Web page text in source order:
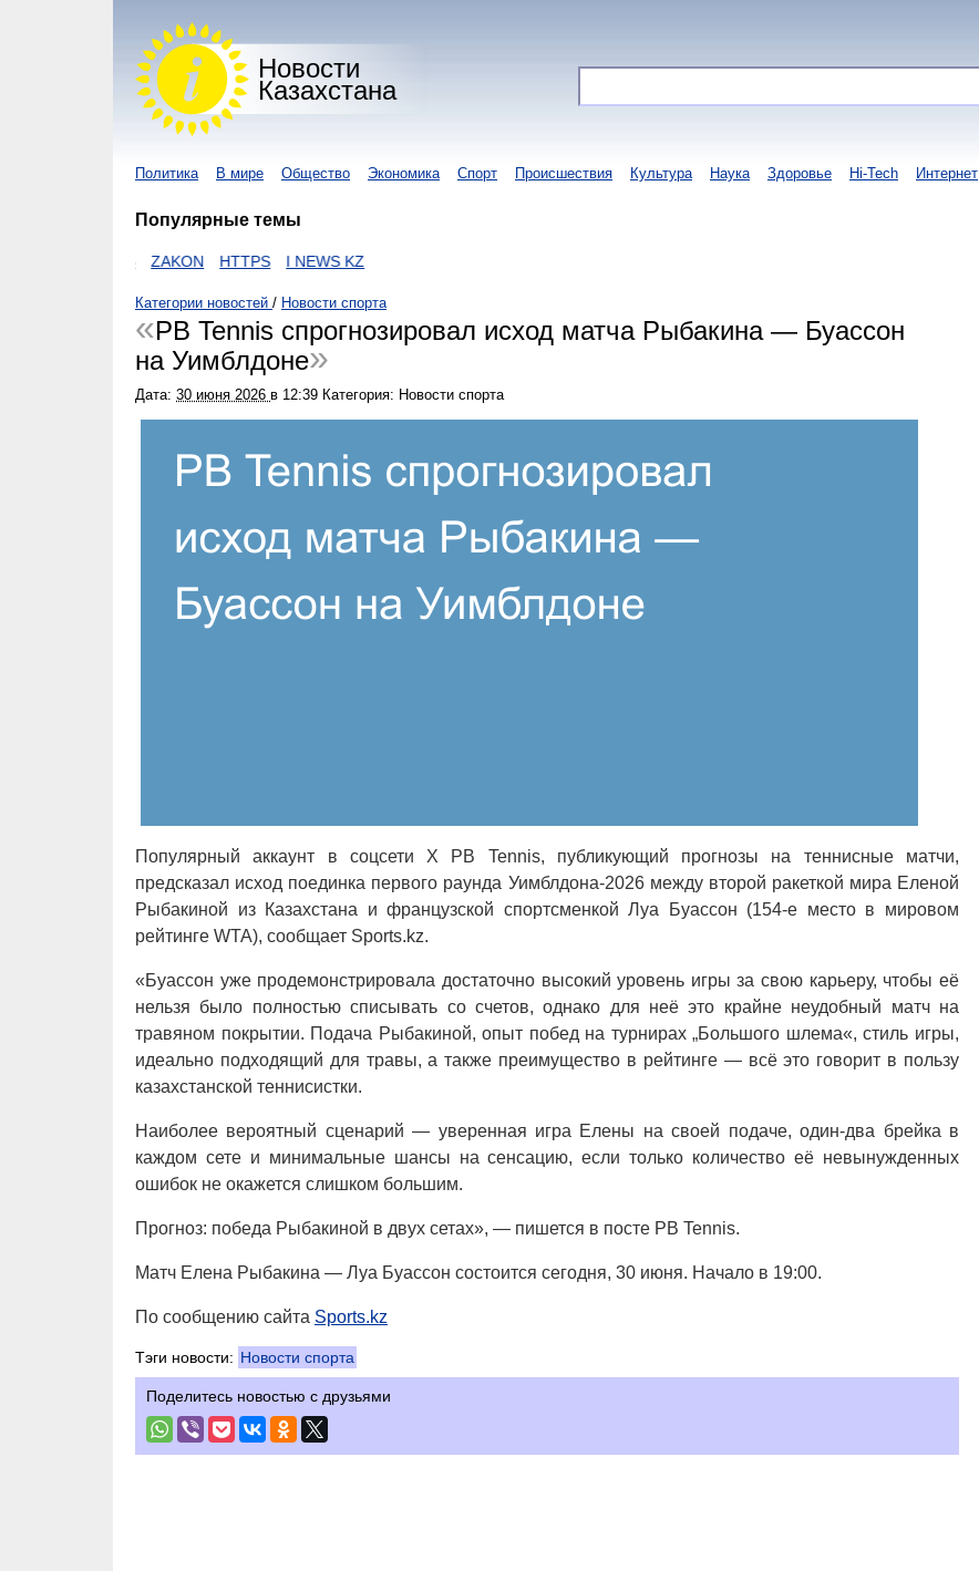
Новости
Казахстана
Политика В мире Общество Экономика Спорт Происшествия Культура Наука Здоровье Hi-Tech Интернет
Популярные темы
ZAKON HTTPS I NEWS KZ
Категории новостей / Новости спорта
PB Tennis спрогнозировал исход матча Рыбакина — Буассон
на Уимблдоне
Дата: 30 июня 2026 в 12:39 Категория: Новости спорта
Популярный аккаунт в соцсети Х PB Tennis, публикующий прогнозы на теннисные матчи,
предсказал исход поединка первого раунда Уимблдона-2026 между второй ракеткой мира Еленой
Рыбакиной из Казахстана и французской спортсменкой Луа Буассон (154-е место в мировом
рейтинге WTA), сообщает Sports.kz.
«Буассон уже продемонстрировала достаточно высокий уровень игры за свою карьеру, чтобы её
нельзя было полностью списывать со счетов, однако для неё это крайне неудобный матч на
травяном покрытии. Подача Рыбакиной, опыт побед на турнирах „Большого шлема«, стиль игры,
идеально подходящий для травы, а также преимущество в рейтинге — всё это говорит в пользу
казахстанской теннисистки.
Наиболее вероятный сценарий — уверенная игра Елены на своей подаче, один-два брейка в
каждом сете и минимальные шансы на сенсацию, если только количество её невынужденных
ошибок не окажется слишком большим.
Прогноз: победа Рыбакиной в двух сетах», — пишется в посте PB Tennis.
Матч Елена Рыбакина — Луа Буассон состоится сегодня, 30 июня. Начало в 19:00.
По сообщению сайта Sports.kz
Тэги новости: Новости спорта
Поделитесь новостью с друзьями